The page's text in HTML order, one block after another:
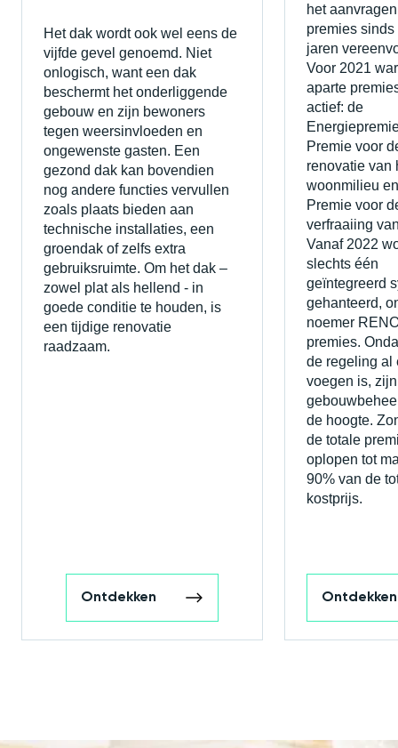
Het dak wordt ook wel eens de
vijfde gevel genoemd. Niet
onlogisch, want een dak
beschermt het onderliggende
gebouw en zijn bewoners
tegen weersinvloeden en
ongewenste gasten. Een
gezond dak kan bovendien
nog andere functies vervullen
zoals plaats bieden aan
technische installaties, een
groendak of zelfs extra
gebruiksruimte. Om het dak –
zowel plat als hellend - in
goede conditie te houden, is
een tijdige renovatie
raadzaam.
Ontdekken
het
premies
jaren
Voor 2021
aparte
actief: de
Premie voor
renovatie van
woonmilieu
Premie voor
verfraaiing
Vanaf 2022
slechts één
geïntegreerd
gehanteerd,
noemer
premies.
de regeling al
voegen is,
de hoogte.
de totale
oplopen tot
90% van de
kostprijs.
Ontdekken